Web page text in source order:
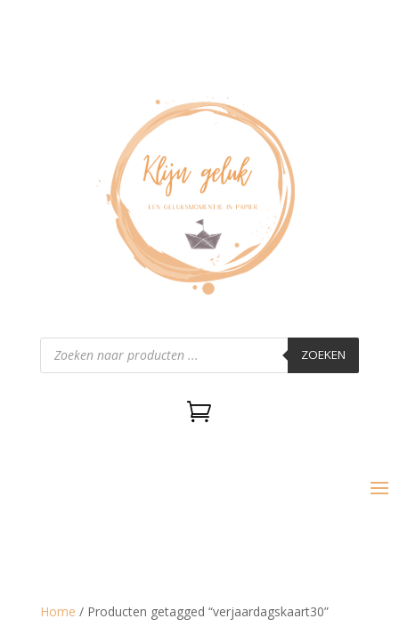
Producten
zoeken ZOEKEN

Home / Producten getagged “verjaardagskaart30”